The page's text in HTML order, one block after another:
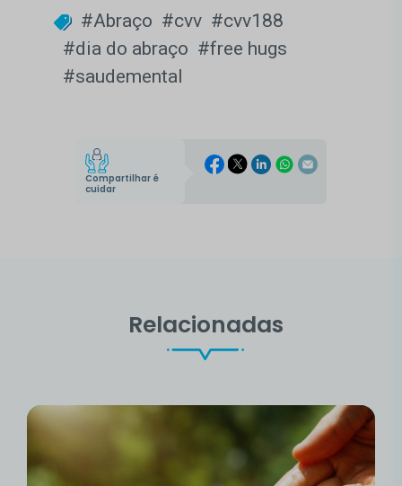
#Abraço #cvv #cvv188
#dia do abraço #free hugs
#saudemental
Compartilhar é
cuidar
Relacionadas